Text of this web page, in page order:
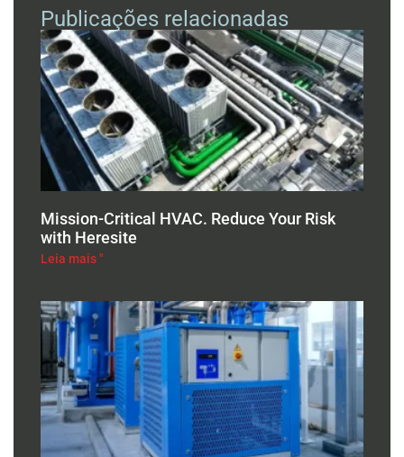
Publicações relacionadas
Mission-Critical HVAC. Reduce Your Risk
with Heresite
Leia mais "